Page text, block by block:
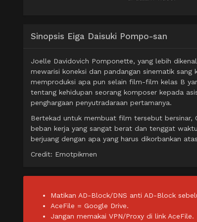
Sinopsis Eiga Daisuki Pompo-san
Joelle Davidovich Pomponette, yang lebih
mewarisi koneksi dan pandangan sinematik
memproduksi apa pun selain film-film kelas B
tentang kehidupan seorang komposer kepada
penghargaan penyutradaraan pertamanya.
Bertekad untuk membuat film tersebut bersinar,
beban kerja yang sangat berat dan tenggat
berjuang dengan apa yang harus dikorbankan
Credit: Emotpikmen
Matikan AD-Block/DNS anti AD-Block
AceFile = Google Drive.
Jangan memakai VPN/Proxy di link AceFile.